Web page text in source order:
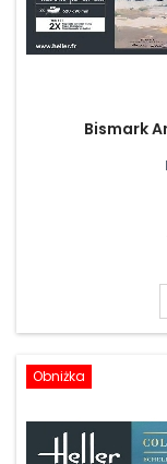
Bismark
Obniżka